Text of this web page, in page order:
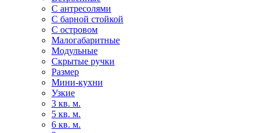
С антресолями
С барной стойкой
С островом
Малогабаритные
Модульные
Скрытые ручки
Размер
Мини-кухни
Узкие
3 кв. м.
5 кв. м.
6 кв. м.